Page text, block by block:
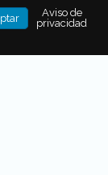
sobreIndia,
Aviso de
privacidad